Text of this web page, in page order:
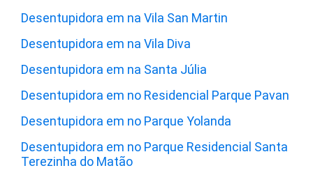
Desentupidora em na Vila San Martin
Desentupidora em na Vila Diva
Desentupidora em na Santa Júlia
Desentupidora em no Residencial Parque Pavan
Desentupidora em no Parque Yolanda
Desentupidora em no Parque Residencial Santa
Terezinha do Matão